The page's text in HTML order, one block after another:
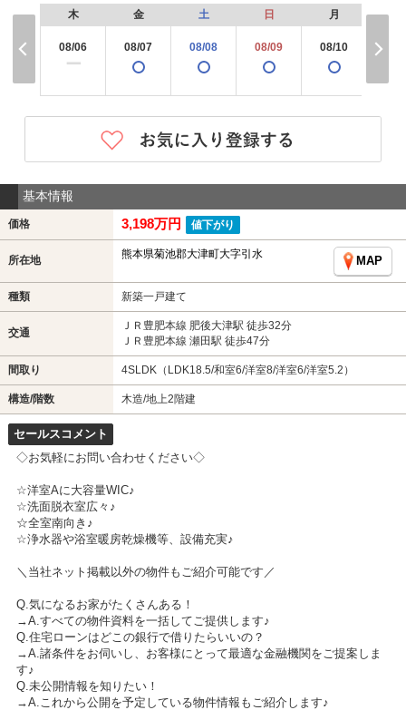
木
08/06
ー
金
08/07
土
08/08
日
08/09
月
08/10
基本情報
価格 3,198万円 値下がり
所在地 熊本県菊池郡大津町大字引水
MAP
種類 新築一戸建て
交通
ＪＲ豊肥本線 肥後大津駅 徒歩32分
ＪＲ豊肥本線 瀬田駅 徒歩47分
間取り 4SLDK（LDK18.5/和室6/洋室8/洋室6/洋室5.2）
構造/階数 木造/地上2階建
セールスコメント
◇お気軽にお問い合わせください◇
☆洋室Aに大容量WIC♪
☆洗面脱衣室広々♪
☆全室南向き♪
☆浄水器や浴室暖房乾燥機等、設備充実♪
＼当社ネット掲載以外の物件もご紹介可能です／
Q.気になるお家がたくさんある！
→A.すべての物件資料を一括してご提供します♪
Q.住宅ローンはどこの銀行で借りたらいいの？
→A.諸条件をお伺いし、お客様にとって最適な金融機関をご提案しま
す♪
Q.未公開情報を知りたい！
→A.これから公開を予定している物件情報もご紹介します♪